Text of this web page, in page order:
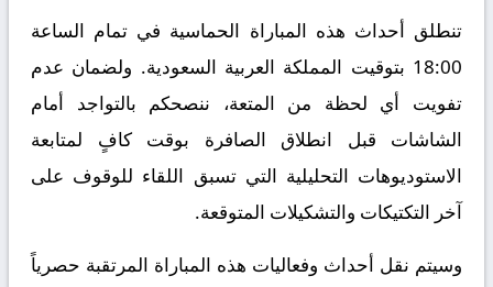
تنطلق أحداث هذه المباراة الحماسية في تمام الساعة
18:00 بتوقيت المملكة العربية السعودية. ولضمان عدم
تفويت أي لحظة من المتعة، ننصحكم بالتواجد أمام
الشاشات قبل انطلاق الصافرة بوقت كافٍ لمتابعة
الاستوديوهات التحليلية التي تسبق اللقاء للوقوف على
آخر التكتيكات والتشكيلات المتوقعة.
​وسيتم نقل أحداث وفعاليات هذه المباراة المرتقبة حصرياً